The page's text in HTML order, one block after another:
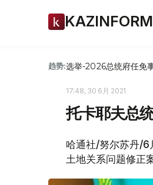
KAZINFORM
趋势:选举-2026总统府任免
17:48, 30 6月 2021
托卡耶夫总
哈通社/努尔苏丹/6
土地关系问题修正案